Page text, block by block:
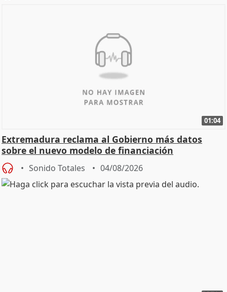
01:04
Extremadura reclama al Gobierno más datos
sobre el nuevo modelo de financiación
Sonido Totales 04/08/2026